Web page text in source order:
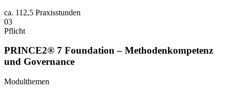
ca. 112,5 Praxisstunden
03
Pflicht
PRINCE2® 7 Foundation – Methodenkompetenz
und Governance
Modulthemen